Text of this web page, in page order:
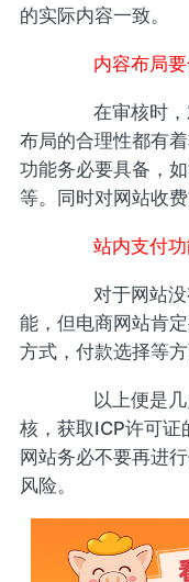
的实际内容一致。
内容布局
在审核时，
布局的合理性都有
功能务必要具备，
等。同时对网站收
站内支付
对于网站没
能，但电商网站肯
方式，付款选择等
以上便是几
核，获取ICP许可证
网站务必不要再进
风险。